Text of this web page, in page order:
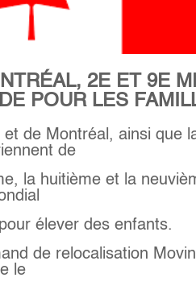
2E ET 9E
POUR LES
et de Montréal, ainsi que
de
la huitième et la
élever des enfants.
de relocalisation
le